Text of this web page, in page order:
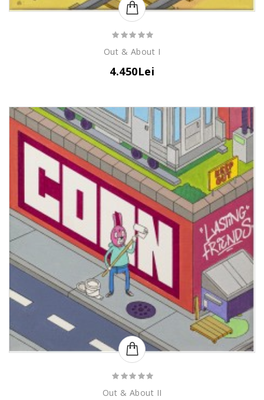
Out & About I
4.450Lei
Out & About II